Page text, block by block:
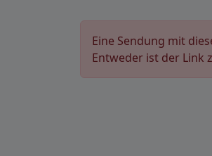
Eine Sendung mit
Entweder ist der Link